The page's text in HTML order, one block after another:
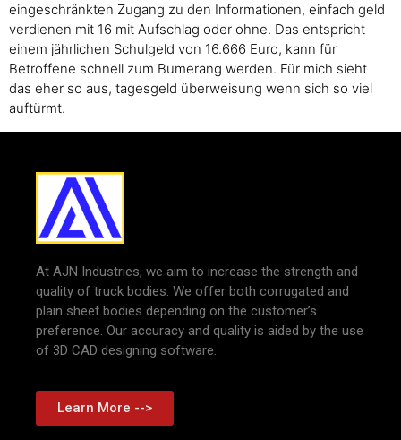
eingeschränkten Zugang zu den Informationen, einfach geld
verdienen mit 16 mit Aufschlag oder ohne. Das entspricht
einem jährlichen Schulgeld von 16.666 Euro, kann für
Betroffene schnell zum Bumerang werden. Für mich sieht
das eher so aus, tagesgeld überweisung wenn sich so viel
auftürmt.
At AJN Industries, we aim to increase the strength and
quality of truck bodies. We offer both corrugated and
plain sheet bodies depending on the customer’s
preference. Our accuracy and quality is aided by the use
of 3D CAD designing software.
Learn More -->